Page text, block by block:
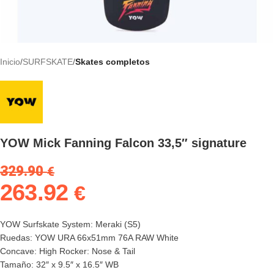
Inicio SURFSKATE Skates completos
YOW Mick Fanning Falcon 33,5″ signature
329.90€
263.92€
YOW Surfskate System: Meraki (S5)
Ruedas: YOW URA 66x51mm 76A RAW White
Concave: High Rocker: Nose & Tail
Tamaño: 32″ x 9.5″ x 16.5″ WB